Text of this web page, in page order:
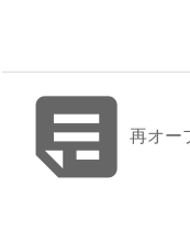
再オー